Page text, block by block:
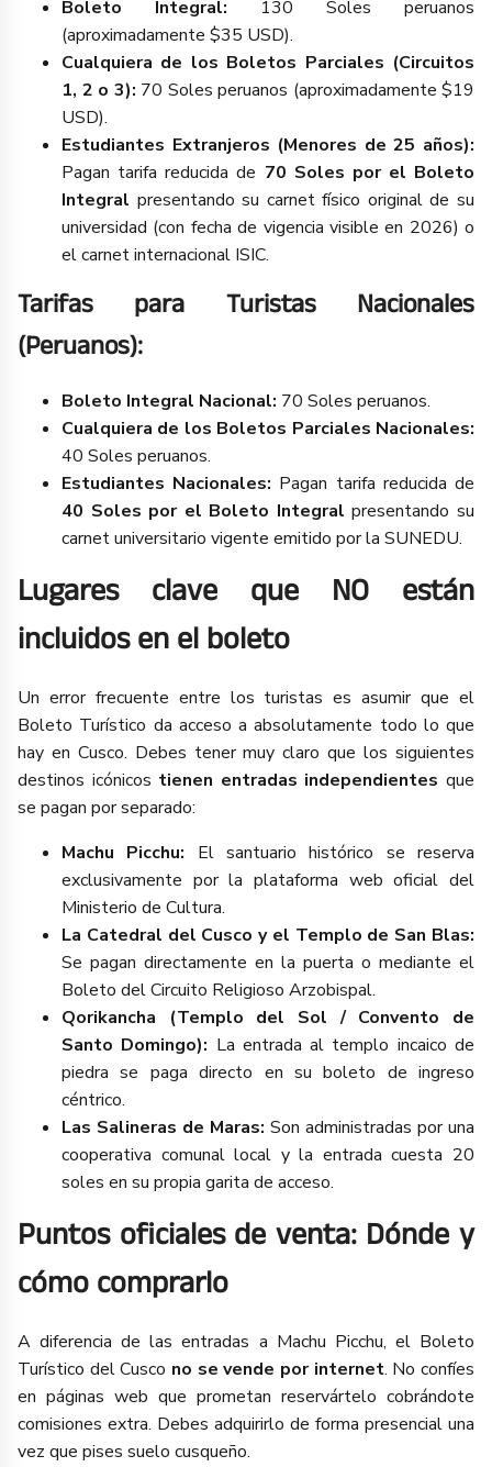
Boleto Integral: 130 Soles peruanos
(aproximadamente $35 USD).
Cualquiera de los Boletos Parciales (Circuitos
1, 2 o 3): 70 Soles peruanos (aproximadamente $19
USD).
Estudiantes Extranjeros (Menores de 25 años):
Pagan tarifa reducida de 70 Soles por el Boleto
Integral presentando su carnet físico original de su
universidad (con fecha de vigencia visible en 2026) o
el carnet internacional ISIC.
Tarifas para Turistas Nacionales
(Peruanos):
Boleto Integral Nacional: 70 Soles peruanos.
Cualquiera de los Boletos Parciales Nacionales:
40 Soles peruanos.
Estudiantes Nacionales: Pagan tarifa reducida de
40 Soles por el Boleto Integral presentando su
carnet universitario vigente emitido por la SUNEDU.
Lugares clave que NO están
incluidos en el boleto
Un error frecuente entre los turistas es asumir que el
Boleto Turístico da acceso a absolutamente todo lo que
hay en Cusco. Debes tener muy claro que los siguientes
destinos icónicos tienen entradas independientes que
se pagan por separado:
Machu Picchu: El santuario histórico se reserva
exclusivamente por la plataforma web oficial del
Ministerio de Cultura.
La Catedral del Cusco y el Templo de San Blas:
Se pagan directamente en la puerta o mediante el
Boleto del Circuito Religioso Arzobispal.
Qorikancha (Templo del Sol / Convento de
Santo Domingo): La entrada al templo incaico de
piedra se paga directo en su boleto de ingreso
céntrico.
Las Salineras de Maras: Son administradas por una
cooperativa comunal local y la entrada cuesta 20
soles en su propia garita de acceso.
Puntos oficiales de venta: Dónde y
cómo comprarlo
A diferencia de las entradas a Machu Picchu, el Boleto
Turístico del Cusco no se vende por internet. No confíes
en páginas web que prometan reservártelo cobrándote
comisiones extra. Debes adquirirlo de forma presencial una
vez que pises suelo cusqueño.